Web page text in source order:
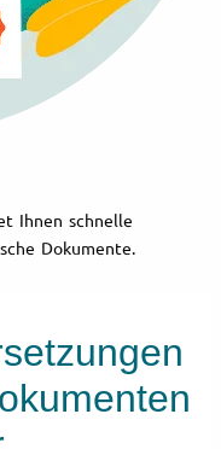
Ihnen schnelle
Dokumente.